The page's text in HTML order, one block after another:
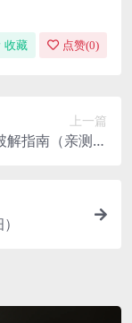
收藏 点赞(0)
上一篇
指南（亲测有